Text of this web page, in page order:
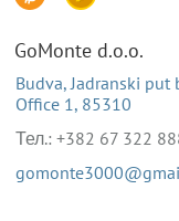
GoMonte d.o.o.
Budva, Jadranski put
Office 1, 85310
Тел.: +382 67 322